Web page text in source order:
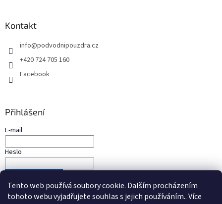
Tento web používá soubory cookie. Dalším procházením
tohoto webu vyjadřujete souhlas s jejich používáním.. Více
Kontakt
info@podvodnipouzdra.cz
+420 724 705 160
Facebook
Přihlášení
E-mail
Heslo
Nová registrace Zapomenuté heslo